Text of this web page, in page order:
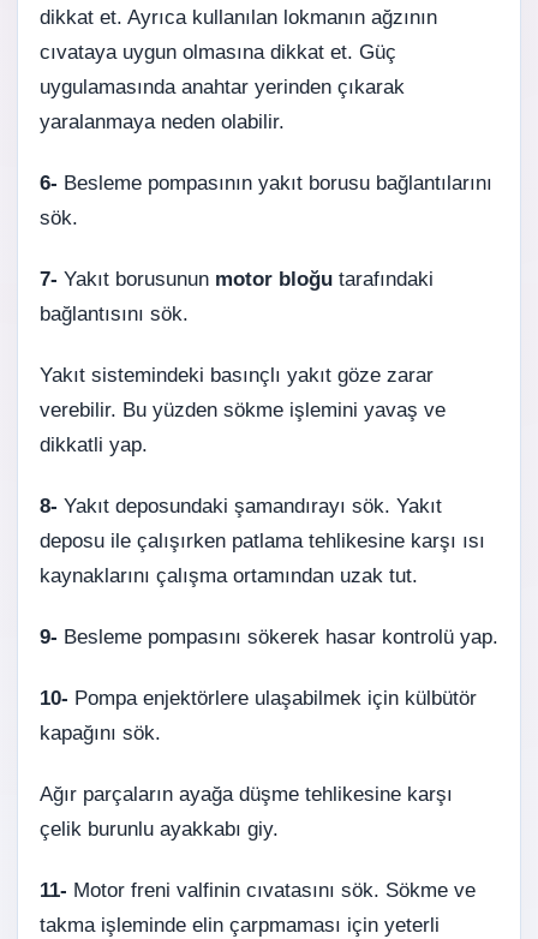
dikkat et. Ayrıca kullanılan lokmanın ağzının
cıvataya uygun olmasına dikkat et. Güç
uygulamasında anahtar yerinden çıkarak
yaralanmaya neden olabilir.
6- Besleme pompasının yakıt borusu bağlantılarını
sök.
7- Yakıt borusunun motor bloğu tarafındaki
bağlantısını sök.
Yakıt sistemindeki basınçlı yakıt göze zarar
verebilir. Bu yüzden sökme işlemini yavaş ve
dikkatli yap.
8- Yakıt deposundaki şamandırayı sök. Yakıt
deposu ile çalışırken patlama tehlikesine karşı ısı
kaynaklarını çalışma ortamından uzak tut.
9- Besleme pompasını sökerek hasar kontrolü yap.
10- Pompa enjektörlere ulaşabilmek için külbütör
kapağını sök.
Ağır parçaların ayağa düşme tehlikesine karşı
çelik burunlu ayakkabı giy.
11- Motor freni valfinin cıvatasını sök. Sökme ve
takma işleminde elin çarpmaması için yeterli